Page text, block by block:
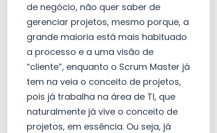
de negócio, não quer saber de
gerenciar projetos, mesmo porque, a
grande maioria está mais habituado
a processo e a uma visão de
“cliente”, enquanto o Scrum Master já
tem na veia o conceito de projetos,
pois já trabalha na área de TI, que
naturalmente já vive o conceito de
projetos, em essência. Ou seja, já